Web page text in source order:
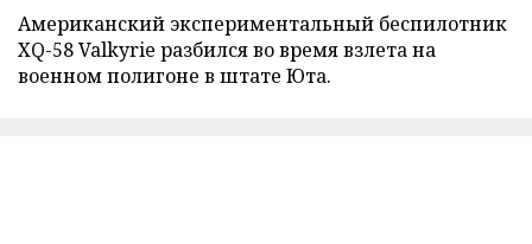
Американский экспериментальный беспилотник
XQ-58 Valkyrie разбился во время взлета на
военном полигоне в штате Юта.